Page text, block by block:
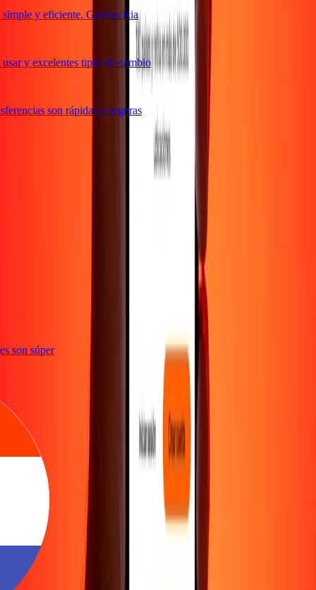
y eficiente. Gracias Ria
y excelentes tipos de cambio
son rápidas y seguras
son súper